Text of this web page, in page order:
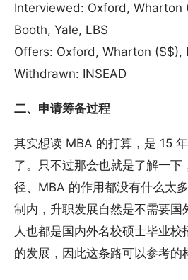
Interviewed: Oxford, Wharton
Booth, Yale, LBS
Offers: Oxford, Wharton ($$),
Withdrawn: INSEAD
二、申请筹备过程
其实想读 MBA 的打算，是 15
了。只不过那会也就是了解一下
径、MBA 的作用都没有什么太
制内，升职发展自然是不需要国
人也都是国内外名校硕士毕业
的发展，因此这条路可以参考的